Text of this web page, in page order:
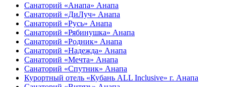
Санаторий «Анапа» Анапа
Санаторий «ДиЛуч» Анапа
Санаторий «Русь» Анапа
Санаторий «Рябинушка» Анапа
Санаторий «Родник» Анапа
Санаторий «Надежда» Анапа
Санаторий «Мечта» Анапа
Санаторий «Спутник» Анапа
Курортный отель «Кубань ALL Inclusive» г. Анапа